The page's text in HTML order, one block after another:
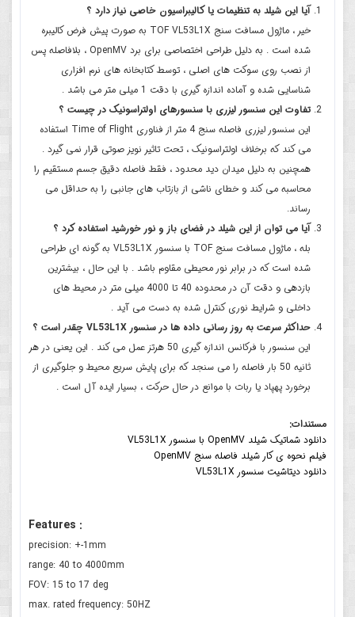
آیا این شیلد به تنظیمات یا کالیبراسیون خاصی نیاز دارد ؟
خیر ، ماژول مسافت سنج TOF VL53L1X به صورت پیش فرض کالیبره
شده است . به دلیل طراحی اختصاصی برای برد OpenMV ، بلافاصله پس
از نصب روی سوکت های اصلی ، توسط کتابخانه های نرم افزاری
شناسایی شده و آماده اندازه گیری با دقت 1 میلی متر می باشد .
تفاوت این سنسور لیزری با سنسورهای اولتراسونیک در چیست ؟
این سنسور لیزری فاصله سنج 4 متر از فناوری Time of Flight استفاده
می کند که برخلاف اولتراسونیک ، تحت تاثیر نویز صوتی قرار نمی گیرد .
همچنین به دلیل میدان دید محدود ، فقط فاصله دقیق جسم مستقیم را
محاسبه می کند و خطای ناشی از بازتاب های جانبی را به حداقل می
رساند.
آیا می توان از این شیلد در فضای باز و نور خورشید استفاده کرد ؟
بله ، ماژول مسافت سنج TOF با سنسور VL53L1X به گونه ای طراحی
شده است که در برابر نور محیطی مقاوم باشد . با این حال ، بیشترین
بازدهی و دقت آن در محدوده 40 تا 4000 میلی متر در محیط های
داخلی و شرایط نوری کنترل شده به دست می آید .
حداکثر سرعت به روز رسانی داده ها در سنسور VL53L1X چقدر است ؟
این سنسور با فرکانس اندازه گیری 50 هرتز عمل می کند . این یعنی در هر
ثانیه 50 بار فاصله را می سنجد که برای پایش سریع محیط و جلوگیری از
برخورد پهپاد یا ربات با موانع در حال حرکت ، بسیار ایده آل است .
مستندات:
دانلود شماتیک شیلد OpenMV با سنسور VL53L1X
فیلم نحوه ی کار شیلد فاصله سنج OpenMV
دانلود دیتاشیت سنسور VL53L1X
Features :
precision: +-1mm
range: 40 to 4000mm
FOV: 15 to 17 deg
max. rated frequency: 50HZ